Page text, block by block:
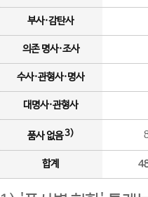
부사·감탄사
의존 명사·조사
수사·관형사·명사
대명사·관형사
품사 없음3)
합계